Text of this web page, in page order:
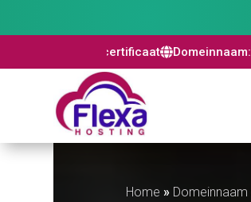
Domeinnaam: €8,99 p/jaar
Home » Domeinnaam